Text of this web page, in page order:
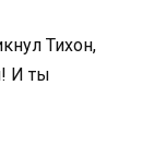
Тихон,
И ты